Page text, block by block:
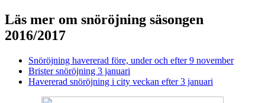
Läs mer om snöröjning säsongen
2016/2017
Snöröjning havererad före, under och efter 9 november
Brister snöröjning 3 januari
Havererad snöröjning i city veckan efter 3 januari